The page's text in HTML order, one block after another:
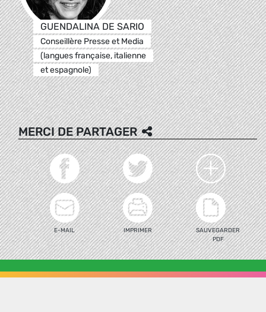
GUENDALINA DE SARIO
Conseillère Presse et Media
(langues française, italienne
et espagnole)
MERCI DE PARTAGER
E-MAIL IMPRIMER
SAUVEGARDER
PDF